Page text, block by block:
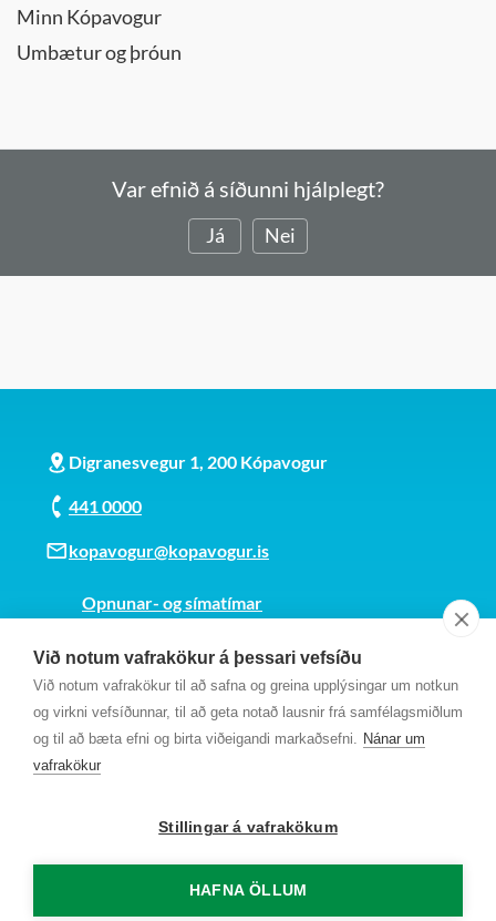
Við notum vafrakökur á þessari vefsíðu
Við notum vafrakökur til að safna og greina upplýsingar um notkun
og virkni vefsíðunnar, til að geta notað lausnir frá samfélagsmiðlum
og til að bæta efni og birta viðeigandi markaðsefni. Nánar um
vafrakökur
Stillingar á vafrakökum
HAFNA ÖLLUM
Minn Kópavogur
Umbætur og þróun
Var efnið á síðunni hjálplegt?
Já Nei
Digranesvegur 1, 200 Kópavogur
441 0000
kopavogur@kopavogur.is
Opnunar- og símatímar
Kt. 700169-3759
Fundarmannagátt